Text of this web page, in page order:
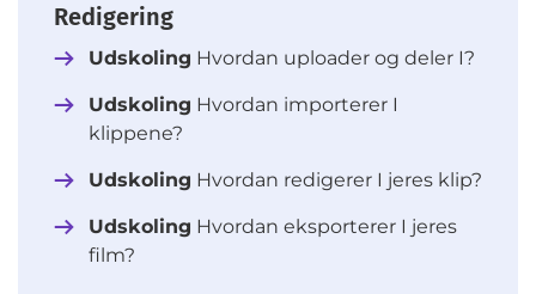
Redigering
Udskoling Hvordan uploader og deler I?
Udskoling Hvordan importerer I
klippene?
Udskoling Hvordan redigerer I jeres klip?
Udskoling Hvordan eksporterer I jeres
film?